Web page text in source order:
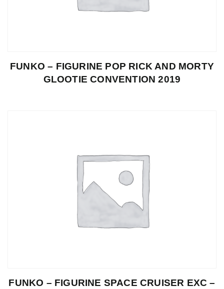
FUNKO – FIGURINE POP RICK AND MORTY
GLOOTIE CONVENTION 2019
FUNKO – FIGURINE SPACE CRUISER EXC –